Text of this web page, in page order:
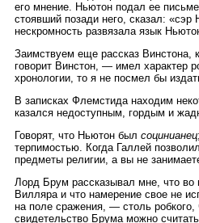
его мнение. Ньютон подал ее
стоявший позади него, сказал: «сэр
нескромность развязала язык
Заимствуем еще рассказ Винстона,
говорит Винстон, — имел характер
хронологии, то я не посмел бы
В записках Флемстида находим
казался недоступным, гордым и
Говорят, что Ньютон был социнианец
терпимостью. Когда Галлей
предметы религии, а вы не
Лорд Брум рассказывал мне, что во
Вилляра и что намерение свое не
на поле сражения, — столь робкого,
свидетельство Брума можно